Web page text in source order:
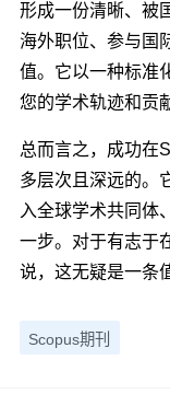
形成一份清晰、被
海外职位、参与国
值。它以一种标准
您的学术轨迹和贡
总而言之，成功在
多层次且深远的。
入全球学术共同体
一步。对于有志于
说，这无疑是一条
Scopus期刊